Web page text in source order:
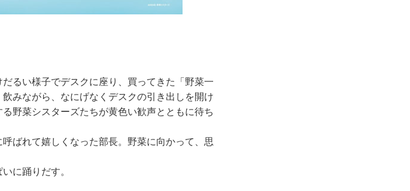
るい様子でデスクに座り、買ってきた「野菜一
みながら、なにげなくデスクの引き出しを開け
野菜シスターズたちが黄色い歓声とともに待ち
ばれて嬉しくなった部長。野菜に向かって、思
に踊りだす。